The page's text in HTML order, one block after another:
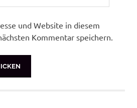
und Website in diesem
Kommentar speichern.